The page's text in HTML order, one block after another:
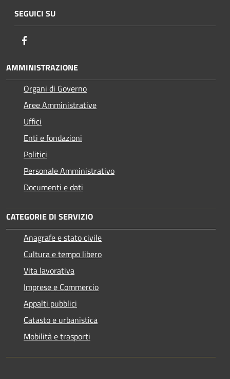
SEGUICI SU
AMMINISTRAZIONE
Organi di Governo
Aree Amministrative
Uffici
Enti e fondazioni
Politici
Personale Amministrativo
Documenti e dati
CATEGORIE DI SERVIZIO
Anagrafe e stato civile
Cultura e tempo libero
Vita lavorativa
Imprese e Commercio
Appalti pubblici
Catasto e urbanistica
Mobilità e trasporti